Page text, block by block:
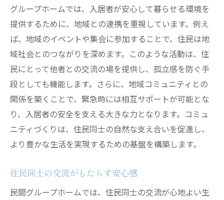
グループホームでは、入居者が安心して暮らせる環境を
提供するために、地域との連携を重視しています。例え
ば、地域のイベントや集会に参加することで、住民は地
域社会とのつながりを深めます。このような活動は、住
民にとって他者との交流の場を提供し、孤立感を防ぐ手
段としても機能します。さらに、地域コミュニティとの
関係を築くことで、緊急時には相互サポートが可能とな
り、入居者の安全を支える大きな力となります。コミュ
ニティづくりは、住民同士の自然な支え合いを促進し、
より豊かな生活を実現するための基盤を構築します。
住民同士の交流がもたらす安心感
民間グループホームでは、住民同士の交流が心地よい生